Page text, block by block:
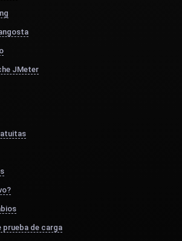
JMeter
prueba de carga